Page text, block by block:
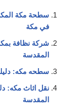
سطحة مكة
في مكة
شركة نظافة
المقدسة
سطحه مكه:
نقل اثاث مكه:
المقدسة